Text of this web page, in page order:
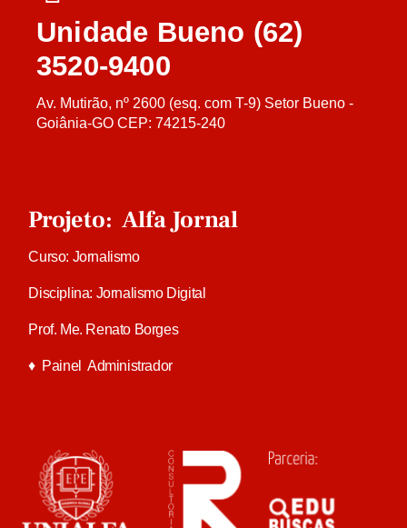
Unidade Bueno (62)
3520-9400
Av. Mutirão, nº 2600 (esq. com T-9) Setor Bueno -
Goiânia-GO CEP: 74215-240
Projeto: Alfa Jornal
Curso: Jornalismo
Disciplina: Jornalismo Digital
Prof. Me. Renato Borges
♦ Painel Administrador